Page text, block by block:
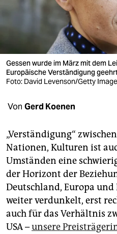
nord
wahrheit
verlag
verlag
shop
fragen & hilfe
unterstützen
abo
genossenschaft
epaper login
Gessen wurde im März mit dem
Europäische Verständigung
Foto: David Levenson/Getty
Von Gerd Koenen
„Verständigung“
Nationen, Kulturen ist
Umständen eine
der Horizont der
Deutschland, Europa und
weiter verdunkelt, erst
auch für das Verhältnis
USA –unsere